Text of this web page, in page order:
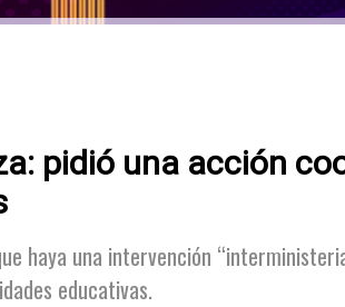
pidió una acción
haya una intervención
educativas.